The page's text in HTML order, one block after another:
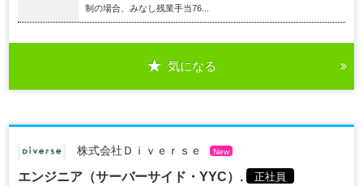
制の場合、みなし残業手当76...
気になる
株式会社Ｄｉｖｅｒｓｅ New
エンジニア（サーバーサイド・YYC）. 正社員